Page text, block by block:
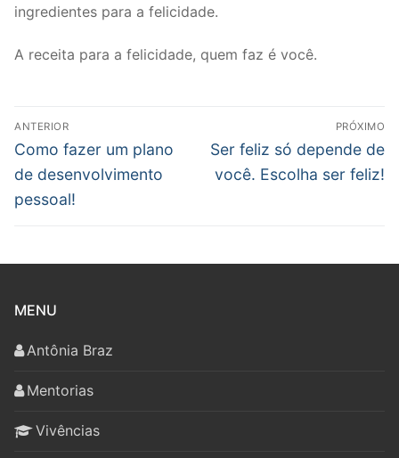
ingredientes para a felicidade.
A receita para a felicidade, quem faz é você.
Navegação
de
Post
ANTERIOR
Post
anterior:
Como fazer um plano
de desenvolvimento
pessoal!
PRÓXIMO
Próximo
post:
Ser feliz só depende de
você. Escolha ser feliz!
MENU
Antônia Braz
Mentorias
Vivências